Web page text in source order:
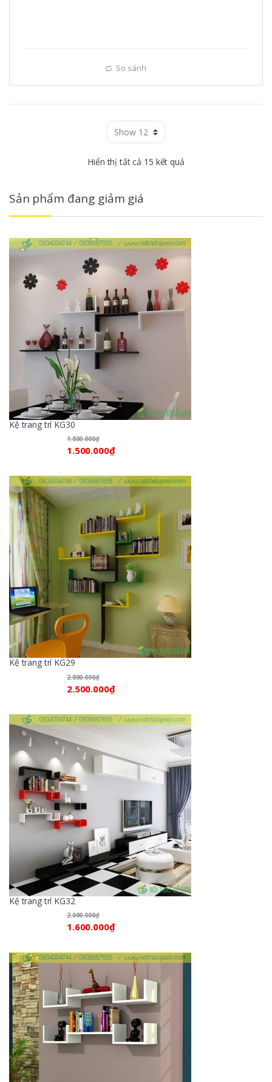
So sánh
Hiển thị tất cả 15 kết quả
Sản phẩm đang giảm giá
Kệ trang trí KG30
1.800.000₫
1.500.000₫
Kệ trang trí KG29
2.800.000₫
2.500.000₫
Kệ trang trí KG32
2.000.000₫
1.600.000₫